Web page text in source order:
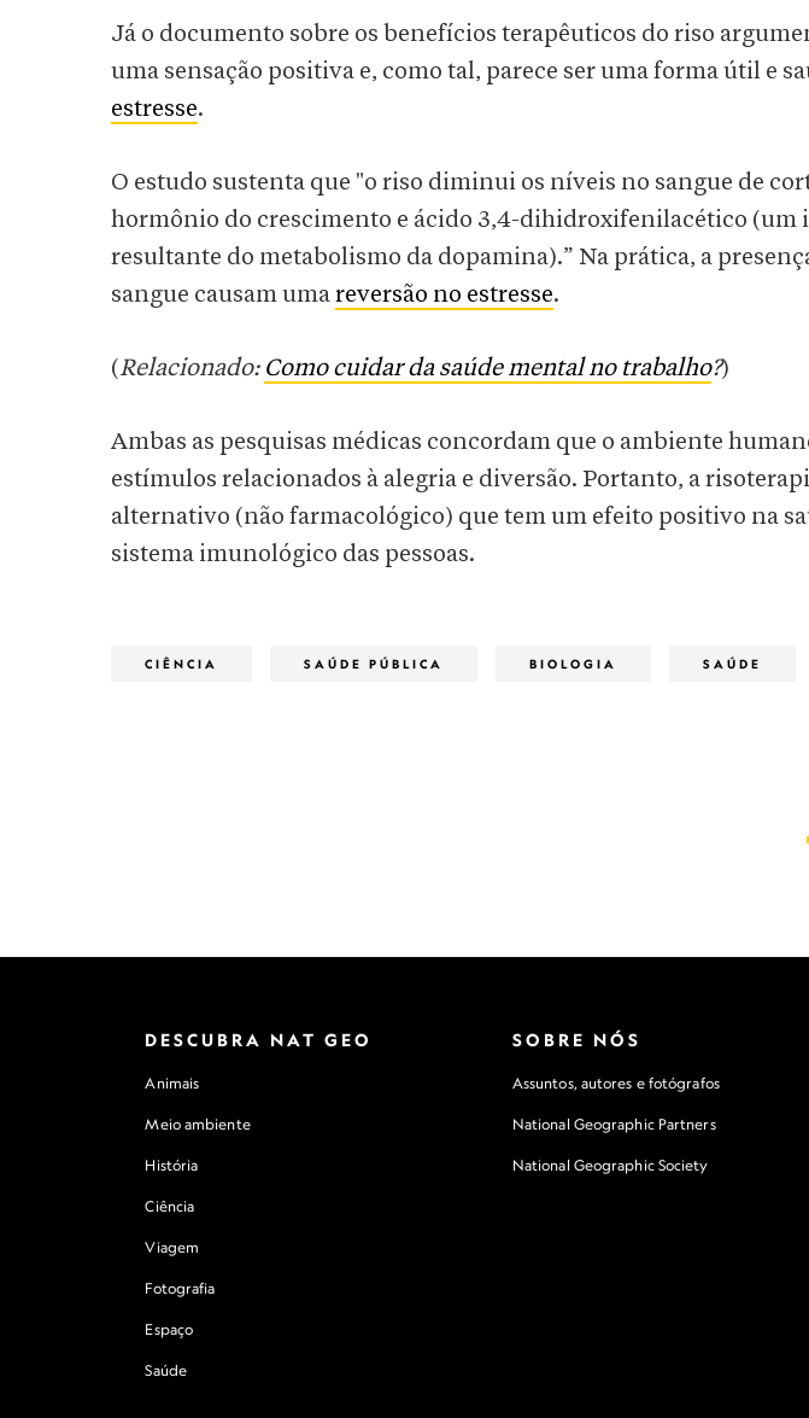
Já o documento sobre os benefícios terapêuticos do riso
uma sensação positiva e, como tal, parece ser uma forma útil e
estresse.
O estudo sustenta que "o riso diminui os níveis no sangue de
hormônio do crescimento e ácido 3,4-dihidroxifenilacético (um
resultante do metabolismo da dopamina).” Na prática, a
sangue causam umareversão no estresse.
(Relacionado: Como cuidar da saúde mental no trabalho?)
Ambas as pesquisas médicas concordam que o ambiente
estímulos relacionados à alegria e diversão. Portanto, a
alternativo (não farmacológico) que tem um efeito positivo na
sistema imunológico das pessoas.
CIÊNCIA SAÚDE PÚBLICA BIOLOGIA SAÚDE
DESCUBRA NAT GEO
Animais
Meio ambiente
História
Ciência
Viagem
Fotografia
Espaço
Saúde
SOBRE NÓS
Assuntos, autores e fotógrafos
National Geographic Partners
National Geographic Society